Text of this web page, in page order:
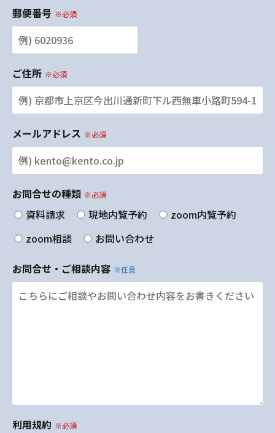
郵便番号 ※必須
ご住所 ※必須
メールアドレス ※必須
お問合せの種類 ※必須
資料請求 現地内覧予約
zoom内覧予約
zoom相談
お問い合わせ
お問合せ・ご相談内容 ※任意
利用規約 ※必須